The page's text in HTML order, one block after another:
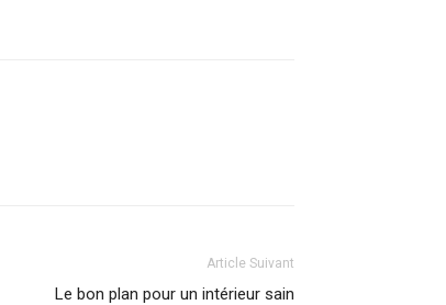
Article Suivant
Le bon plan pour un intérieur sain